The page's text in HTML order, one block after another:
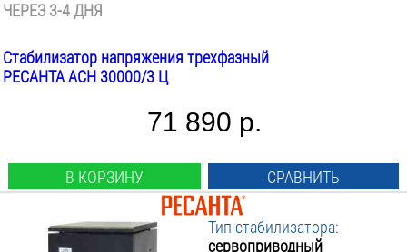
ЧЕРЕЗ 3-4 ДНЯ
Стабилизатор напряжения трехфазный
РЕСАНТА АСН 30000/3 Ц
71 890 р.
В КОРЗИНУ СРАВНИТЬ
Тип стабилизатора:
сервоприводный